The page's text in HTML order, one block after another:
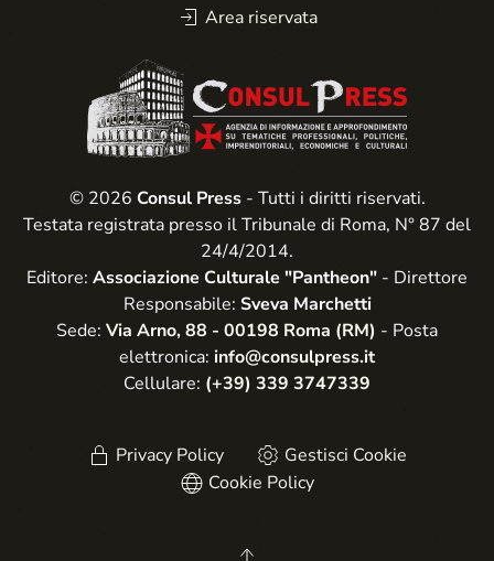
Area riservata
© 2026 Consul Press- Tutti i diritti riservati.
Testata registrata presso il Tribunale di Roma, N° 87 del
24/4/2014.
Editore: Associazione Culturale "Pantheon" - Direttore
Responsabile: Sveva Marchetti
Sede: Via Arno, 88 - 00198 Roma (RM) - Posta
elettronica: info@consulpress.it
Cellulare: (+39) 339 3747339
Privacy Policy
Gestisci Cookie
Cookie Policy